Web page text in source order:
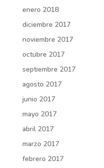
enero 2018
diciembre 2017
noviembre 2017
octubre 2017
septiembre 2017
agosto 2017
junio 2017
mayo 2017
abril 2017
marzo 2017
febrero 2017